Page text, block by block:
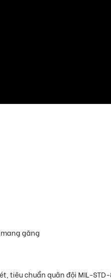
găng
tiêu chuẩn quân đội MIL-STD-